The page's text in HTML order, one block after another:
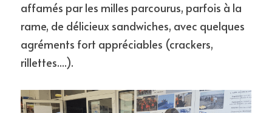
affamés par les milles parcourus, parfois à la
rame, de délicieux sandwiches, avec quelques
agréments fort appréciables (crackers,
rillettes....).